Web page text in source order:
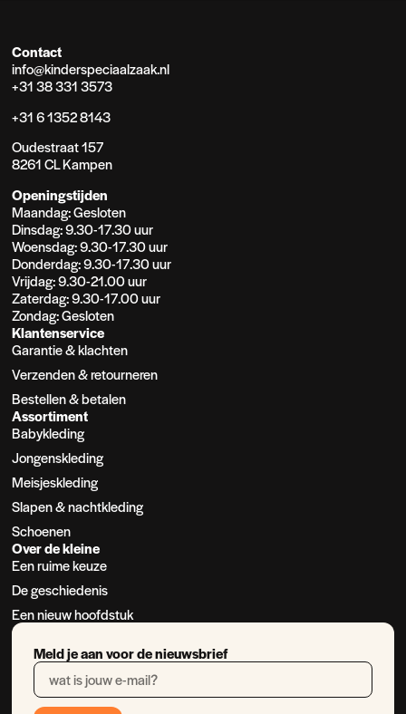
Contact
info@kinderspeciaalzaak.nl
+31 38 331 3573
+31 6 1352 8143
Oudestraat 157
8261 CL Kampen
Openingstijden
Maandag: Gesloten
Dinsdag: 9.30-17.30 uur
Woensdag: 9.30-17.30 uur
Donderdag: 9.30-17.30 uur
Vrijdag: 9.30-21.00 uur
Zaterdag: 9.30-17.00 uur
Zondag: Gesloten
Klantenservice
Garantie & klachten
Verzenden & retourneren
Bestellen & betalen
Assortiment
Babykleding
Jongenskleding
Meisjeskleding
Slapen & nachtkleding
Schoenen
Over de kleine
Een ruime keuze
De geschiedenis
Een nieuw hoofdstuk
Meld je aan voor de nieuwsbrief